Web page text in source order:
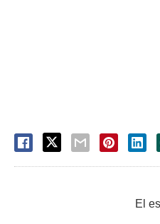
El